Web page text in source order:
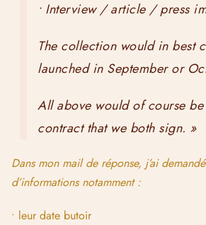
• Interview / article / press
The collection would in best
launched in September or
All above would of course
contract that we both sign. »
Dans mon mail de réponse, j’ai
d’informations notamment :
• leur date butoir